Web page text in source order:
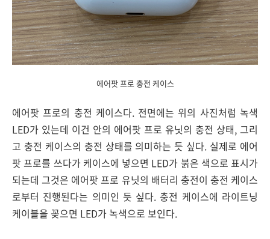
에어팟 프로 충전 케이스
에어팟 프로의 충전 케이스다. 전면에는 위의 사진처럼 녹색
LED가 있는데 이건 안의 에어팟 프로 유닛의 충전 상태, 그리
고 충전 케이스의 충전 상태를 의미하는 듯 싶다. 실제로 에어
팟 프로를 쓰다가 케이스에 넣으면 LED가 붉은 색으로 표시가
되는데 그것은 에어팟 프로 유닛의 배터리 충전이 충전 케이스
로부터 진행된다는 의미인 듯 싶다. 충전 케이스에 라이트닝
케이블을 꽂으면 LED가 녹색으로 보인다.